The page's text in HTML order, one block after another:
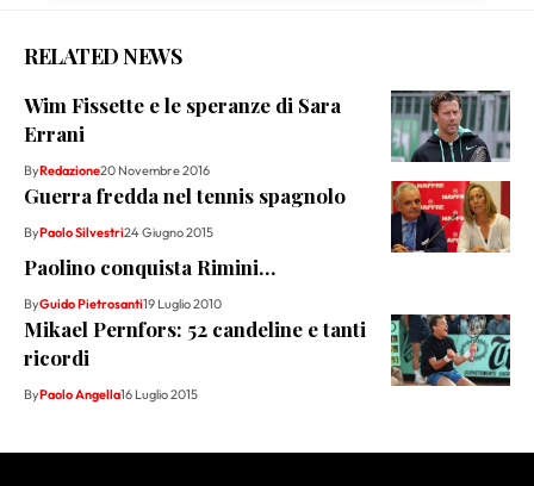
RELATED NEWS
Wim Fissette e le speranze di Sara
Errani
ByRedazione20 Novembre 2016
Guerra fredda nel tennis spagnolo
ByPaolo Silvestri24 Giugno 2015
Paolino conquista Rimini…
ByGuido Pietrosanti19 Luglio 2010
Mikael Pernfors: 52 candeline e tanti
ricordi
ByPaolo Angella16 Luglio 2015